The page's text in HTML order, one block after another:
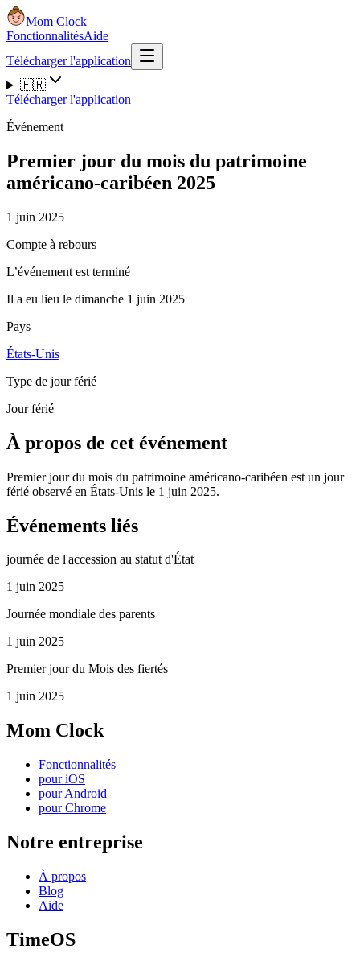
Mom Clock
FonctionnalitésAide
Télécharger l'application
🇫🇷
Télécharger l'application
Événement
Premier jour du mois du patrimoine
américano-caribéen 2025
1 juin 2025
Compte à rebours
L’événement est terminé
Il a eu lieu le dimanche 1 juin 2025
Pays
États-Unis
Type de jour férié
Jour férié
À propos de cet événement
Premier jour du mois du patrimoine américano-caribéen est un jour
férié observé en États-Unis le 1 juin 2025.
Événements liés
journée de l'accession au statut d'État
1 juin 2025
Journée mondiale des parents
1 juin 2025
Premier jour du Mois des fiertés
1 juin 2025
Mom Clock
Fonctionnalités
pour iOS
pour Android
pour Chrome
Notre entreprise
À propos
Blog
Aide
TimeOS